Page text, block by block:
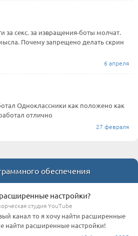
за секс. за извращения-боты молчат.
Почему запрещено делать скрин
6 апреля
Одноклассники как положено как
отлично
27 февраля
обеспечения
настройки?
студия YouTube
канал то я хочу найти расширенные
найти расширенные настройки!